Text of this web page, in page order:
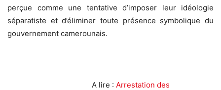
perçue comme une tentative d’imposer leur idéologie
séparatiste et d’éliminer toute présence symbolique du
gouvernement camerounais.
A lire : Arrestation des